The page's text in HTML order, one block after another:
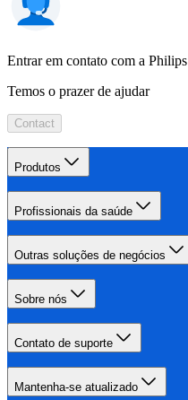
Entrar em contato com a Philips
Temos o prazer de ajudar
Contact
Produtos
Profissionais da saúde
Outras soluções de negócios
Sobre nós
Contato de suporte
Mantenha-se atualizado